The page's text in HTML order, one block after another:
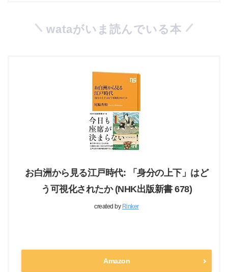
wataがいま読んでいる本
お白洲から見る江戸時代: 「身分の上下」はど
う可視化されたか (NHK出版新書 678)
created by Rinker
Amazon